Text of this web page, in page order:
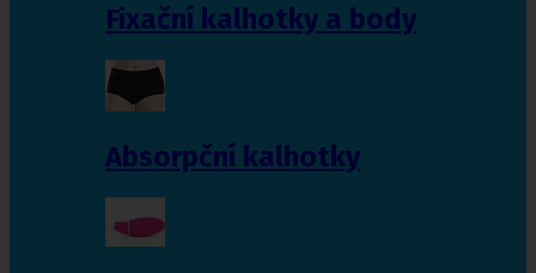
Fixační kalhotky a body
Absorpční kalhotky